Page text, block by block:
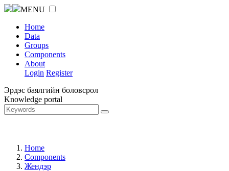
MENU
Home
Data
Groups
Components
About
Login Register
Эрдэс баялгийн боловсрол
Knowledge portal
Home
Components
Жендэр